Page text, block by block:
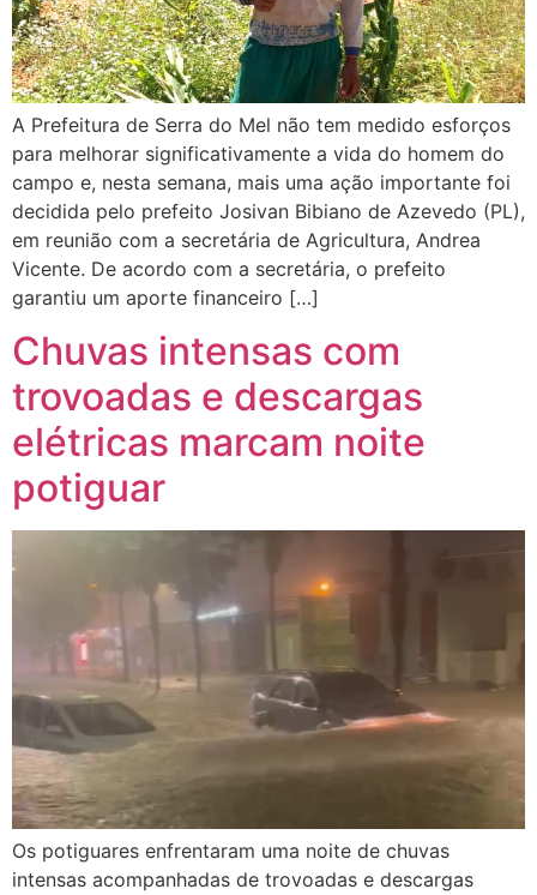
A Prefeitura de Serra do Mel não tem medido esforços
para melhorar significativamente a vida do homem do
campo e, nesta semana, mais uma ação importante foi
decidida pelo prefeito Josivan Bibiano de Azevedo (PL),
em reunião com a secretária de Agricultura, Andrea
Vicente. De acordo com a secretária, o prefeito
garantiu um aporte financeiro […]
Chuvas intensas com
trovoadas e descargas
elétricas marcam noite
potiguar
Os potiguares enfrentaram uma noite de chuvas
intensas acompanhadas de trovoadas e descargas